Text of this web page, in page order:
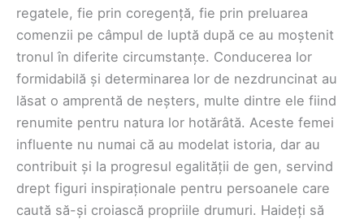
regatele, fie prin coregență, fie prin preluarea
comenzii pe câmpul de luptă după ce au moștenit
tronul în diferite circumstanțe. Conducerea lor
formidabilă și determinarea lor de nezdruncinat au
lăsat o amprentă de neșters, multe dintre ele fiind
renumite pentru natura lor hotărâtă. Aceste femei
influente nu numai că au modelat istoria, dar au
contribuit și la progresul egalității de gen, servind
drept figuri inspiraționale pentru persoanele care
caută să-și croiască propriile drumuri. Haideți să